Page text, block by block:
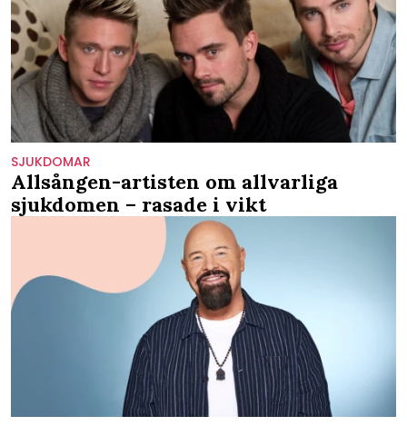
SJUKDOMAR
Allsången-artisten om allvarliga
sjukdomen – rasade i vikt